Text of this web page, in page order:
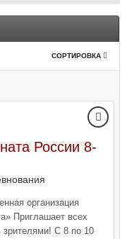
СОРТИРОВКА
России 8-
организация
Приглашает всех
С 8 по 10